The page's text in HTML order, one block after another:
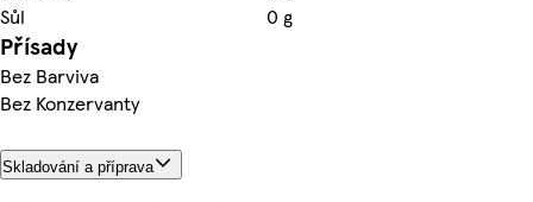
Sůl
0 g
Přísady
Bez Barviva
Bez Konzervanty
Skladování a příprava